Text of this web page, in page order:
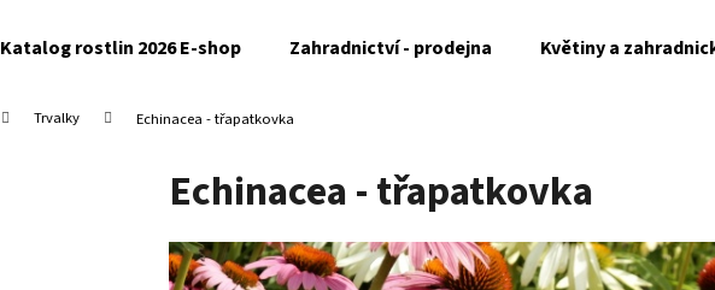
Katalog rostlin 2026 E-shop Zahradnictví - prodejna Květiny a
Trvalky Echinacea - třapatkovka
Echinacea - třapatkovka
Co potřebujete najít?